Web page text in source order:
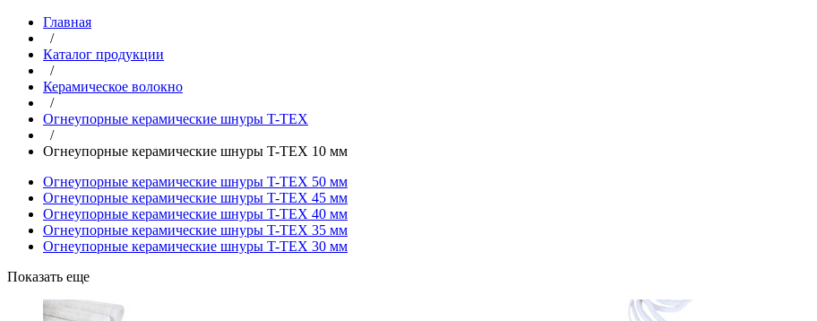
Главная
/
Каталог продукции
/
Керамическое волокно
/
Огнеупорные керамические шнуры T-TEX
/
Огнеупорные керамические шнуры T-TEX 10 мм
Огнеупорные керамические шнуры T-TEX 50 мм
Огнеупорные керамические шнуры T-TEX 45 мм
Огнеупорные керамические шнуры T-TEX 40 мм
Огнеупорные керамические шнуры T-TEX 35 мм
Огнеупорные керамические шнуры T-TEX 30 мм
Показать еще